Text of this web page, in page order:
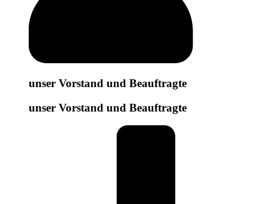
unser Vorstand und Beauftragte
unser Vorstand und Beauftragte